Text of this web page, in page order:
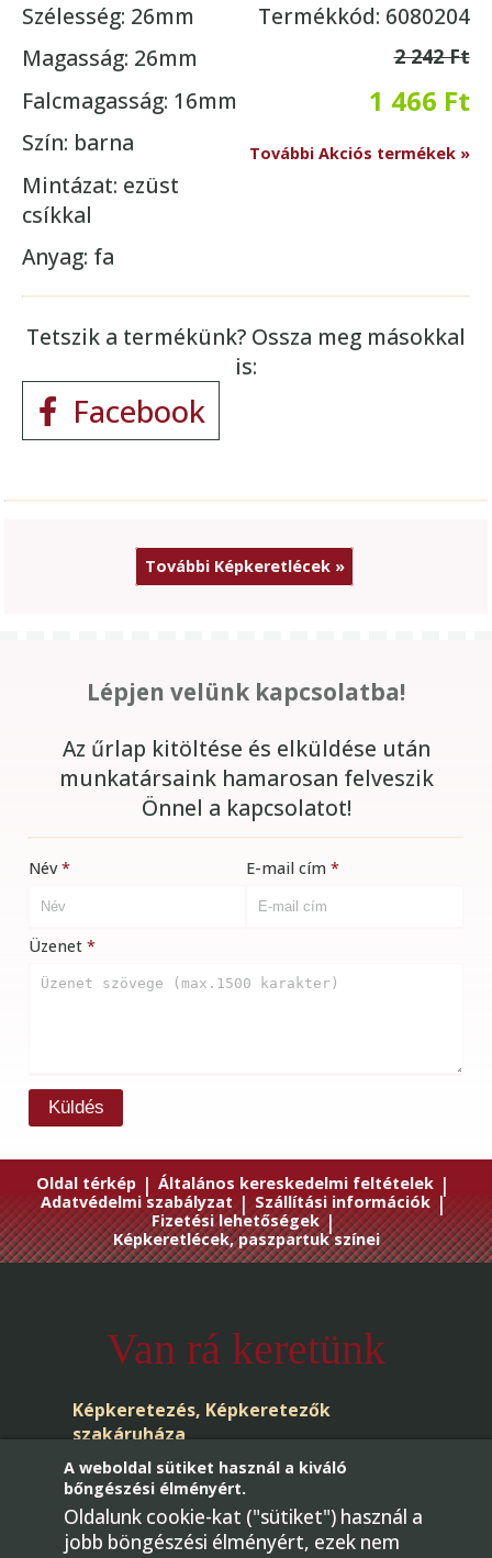
Szélesség: 26mm
Magasság: 26mm
Falcmagasság: 16mm
Szín: barna
Mintázat: ezüst
csíkkal
Anyag: fa
Termékkód: 6080204
2 242 Ft
1 466 Ft
További Akciós termékek »
Tetszik a termékünk? Ossza meg másokkal
is:
Facebook
További Képkeretlécek »
Lépjen velünk kapcsolatba!
Az űrlap kitöltése és elküldése után
munkatársaink hamarosan felveszik
Önnel a kapcsolatot!
Név E-mail cím
Üzenet
Küldés
Oldal térkép | Általános kereskedelmi feltételek |
Adatvédelmi szabályzat | Szállítási információk |
Fizetési lehetőségek |
Képkeretlécek, paszpartuk színei
Van rá keretünk
Képkeretezés, Képkeretezők
szakáruháza
A weboldal sütiket használ a kiváló
bőngészési élményért.
Oldalunk cookie-kat ("sütiket") használ a
jobb böngészési élményért, ezek nem